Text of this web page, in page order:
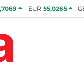
EUR 55,0265